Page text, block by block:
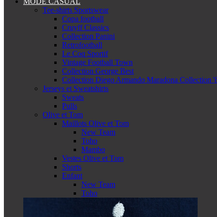
Tee-shirts Sportswear
Copa football
Cruyff Classics
Collection Panini
Retrofootball
Le Coq Sportif
Vintage Football Town
Collection George Best
Collection Diego Armando Maradona Collection
Jerseys et Sweatshirts
Sweats
Pulls
Olive et Tom
Maillots Olive et Tom
New Team
Toho
Mambo
Vestes Olive et Tom
Shorts
Enfant
New Team
Toho